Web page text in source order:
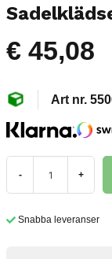
€ 45,08
- +
Snabba leveranser